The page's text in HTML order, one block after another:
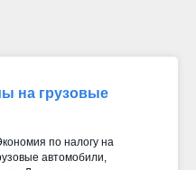
на грузовые
по налогу на
автомобили,